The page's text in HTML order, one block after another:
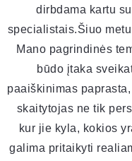
dirbdama kartu
specialistais.Šiuo
Mano pagrindinės
būdo įtaka
paaiškinimas
skaitytojas ne tik
kur jie kyla, kokios
galima pritaikyti